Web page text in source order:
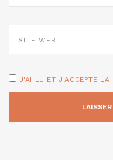
WEB
J'AI LU ET J'ACCEPTE LA